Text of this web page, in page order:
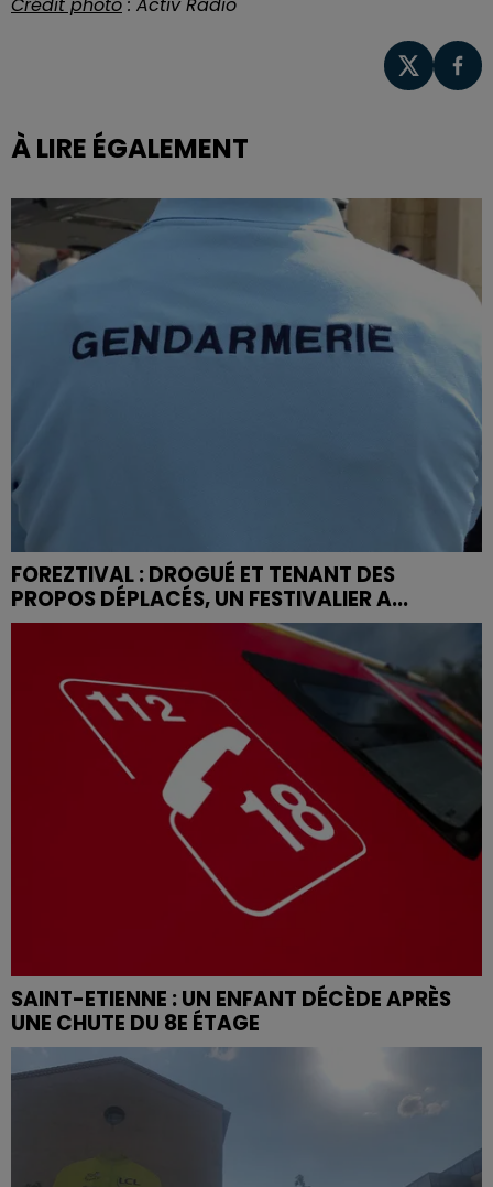
À LIRE ÉGALEMENT
FOREZTIVAL : DROGUÉ ET TENANT DES
PROPOS DÉPLACÉS, UN FESTIVALIER A...
SAINT-ETIENNE : UN ENFANT DÉCÈDE APRÈS
UNE CHUTE DU 8E ÉTAGE